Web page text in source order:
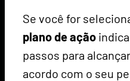
Se você for
plano de ação
passos para
acordo com o seu